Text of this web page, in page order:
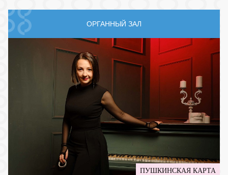
ОРГАННЫЙ ЗАЛ
ПУШКИНСКАЯ КАРТА